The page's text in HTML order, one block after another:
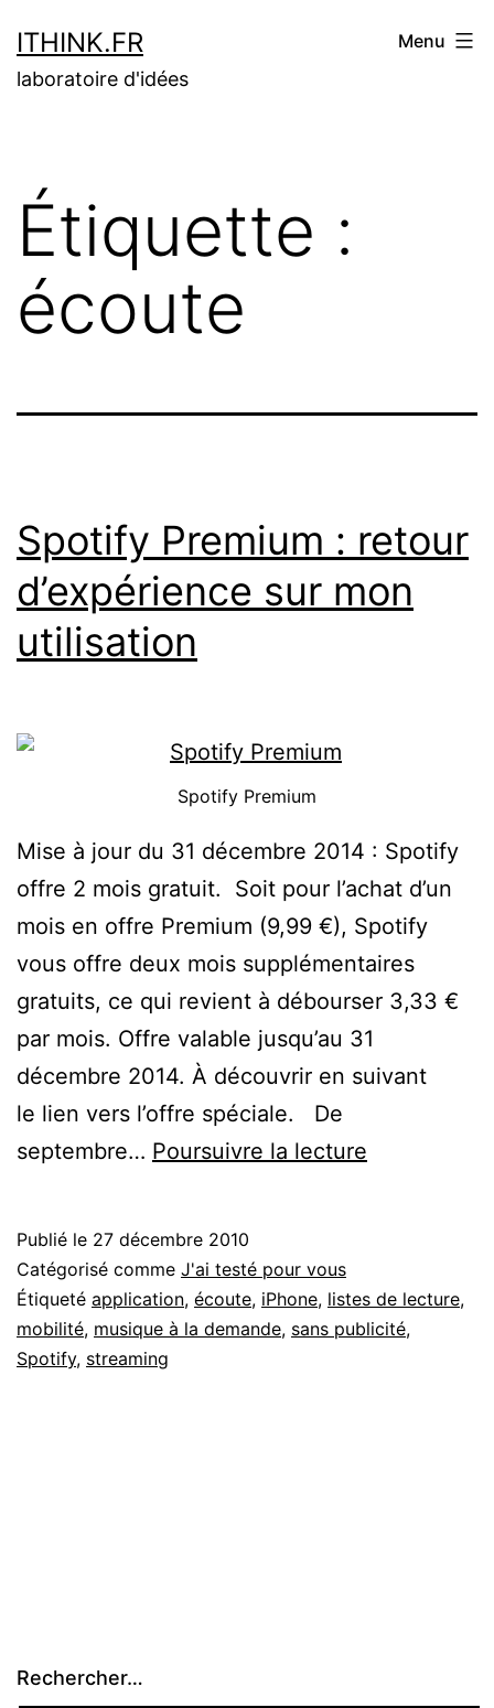
au
contenu
ITHINK.FR
laboratoire d'idées
Menu
Étiquette :
écoute
Spotify Premium : retour
d’expérience sur mon
utilisation
Spotify Premium
Mise à jour du 31 décembre 2014 : Spotify
offre 2 mois gratuit. Soit pour l’achat d’un
mois en offre Premium (9,99 €), Spotify
vous offre deux mois supplémentaires
gratuits, ce qui revient à débourser 3,33 €
par mois. Offre valable jusqu’au 31
décembre 2014. À découvrir en suivant
le lien vers l’offre spéciale. De
septembre… Poursuivre la lecture
sur
Publié le 27 décembre 2010
Catégorisé comme J'ai testé pour vous
Étiqueté application, écoute, iPhone, listes de lecture,
mobilité, musique à la demande, sans publicité,
Spotify, streaming
Rechercher…